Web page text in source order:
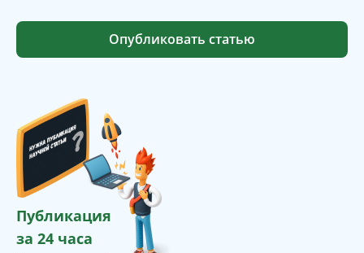
Опубликовать статью
Публикация
за 24 часа